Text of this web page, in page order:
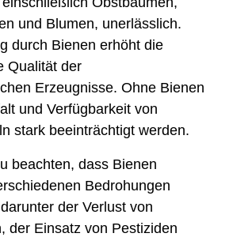
und Blumen, unerlässlich.
durch Bienen erhöht die
Qualität der
Erzeugnisse. Ohne Bienen
und Verfügbarkeit von
stark beeinträchtigt werden.
beachten, dass Bienen
Bedrohungen
der Verlust von
der Einsatz von Pestiziden